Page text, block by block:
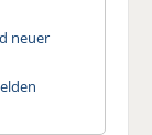
neuer